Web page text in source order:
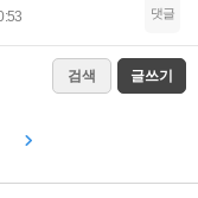
댓글
검색 글쓰기